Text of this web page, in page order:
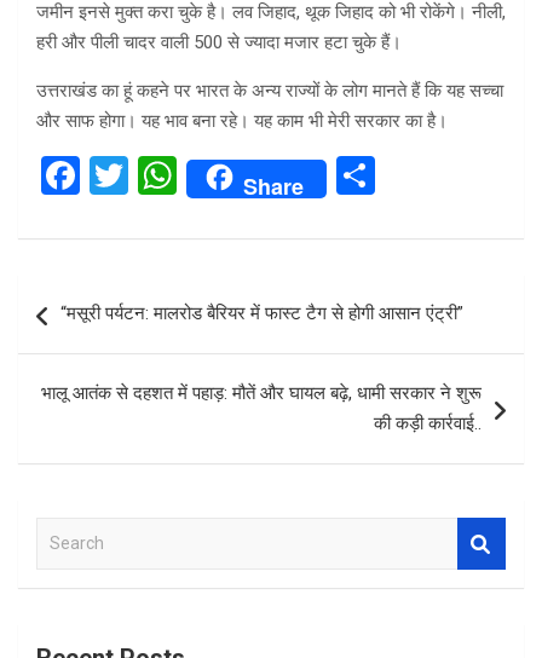
जमीन इनसे मुक्त करा चुके है। लव जिहाद, थूक जिहाद को भी रोकेंगे। नीली,
हरी और पीली चादर वाली 500 से ज्यादा मजार हटा चुके हैं।
उत्तराखंड का हूं कहने पर भारत के अन्य राज्यों के लोग मानते हैं कि यह सच्चा
और साफ होगा। यह भाव बना रहे। यह काम भी मेरी सरकार का है।
F
ce
b
o
o
k
T
tt
W
h
at
s
A
p
p
Share
ar
navigation
“मसूरी पर्यटन: मालरोड बैरियर में फास्ट टैग से होगी आसान एंट्री”
भालू आतंक से दहशत में पहाड़: मौतें और घायल बढ़े, धामी सरकार ने शुरू
की कड़ी कार्रवाई..
a
c